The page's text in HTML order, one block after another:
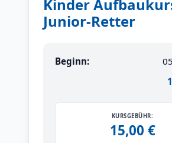
Kinder
Junior-Retter
Beginn:
KURSGEBÜHR:
15,00 €